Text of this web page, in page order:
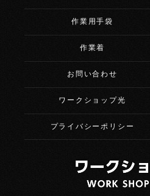
作業用手袋
作業着
お問い合わせ
ワークショップ光
プライバシーポリシー